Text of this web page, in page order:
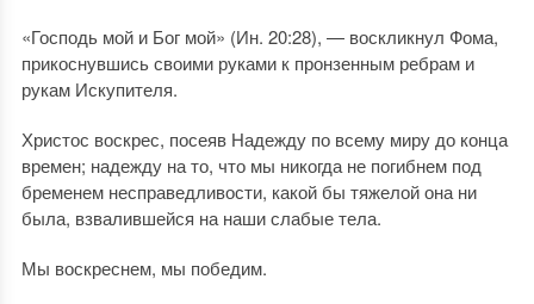
«Господь мой и Бог мой» (Ин. 20:28), — воскликнул Фома,
прикоснувшись своими руками к пронзенным ребрам и
рукам Искупителя.
Христос воскрес, посеяв Надежду по всему миру до конца
времен; надежду на то, что мы никогда не погибнем под
бременем несправедливости, какой бы тяжелой она ни
была, взвалившейся на наши слабые тела.
Мы воскреснем, мы победим.